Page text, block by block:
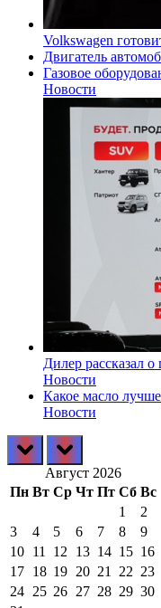
Volkswagen
Двигатель
Газовое
Новости
Дилер рассказал
Новости
Какое масло
Новости
prev next
Август 2026
Пн Вт Ср Чт Пт Сб Вс
1
2
3
4 5 6 7 8
9
10 11 12 13 14 15 16
17 18 19 20 21 22 23
24 25 26 27 28 29 30